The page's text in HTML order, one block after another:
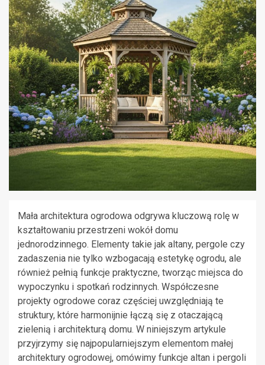
Mała architektura ogrodowa odgrywa kluczową rolę w
kształtowaniu przestrzeni wokół domu
jednorodzinnego. Elementy takie jak altany, pergole czy
zadaszenia nie tylko wzbogacają estetykę ogrodu, ale
również pełnią funkcje praktyczne, tworząc miejsca do
wypoczynku i spotkań rodzinnych. Współczesne
projekty ogrodowe coraz częściej uwzględniają te
struktury, które harmonijnie łączą się z otaczającą
zielenią i architekturą domu. W niniejszym artykule
przyjrzymy się najpopularniejszym elementom małej
architektury ogrodowej, omówimy funkcje altan i pergoli